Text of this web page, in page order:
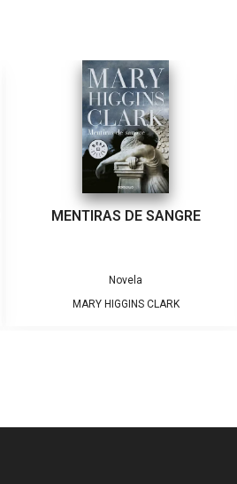
MENTIRAS DE SANGRE
Novela
MARY HIGGINS CLARK